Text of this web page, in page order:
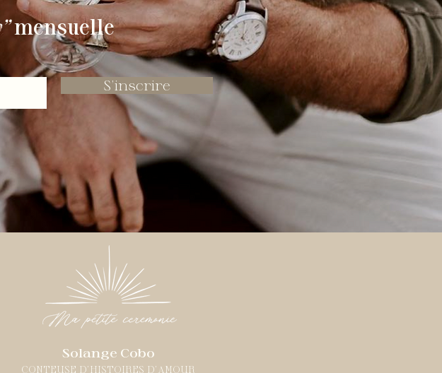
mensuelle
S'inscrire
Solange Cobo
CONTEUSE D'HISTOIRES D'AMOUR